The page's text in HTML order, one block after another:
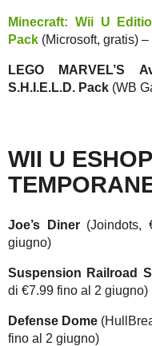
Minecraft: Wii U
Pack (Microsoft, gratis)
LEGO MARVEL’S
S.H.I.E.L.D. Pack (WB
WII U
Joe’s Diner(Joindots,
giugno)
Suspension Railroad
di €7.99 fino al 2 giugno)
Defense Dome
fino al 2 giugno)